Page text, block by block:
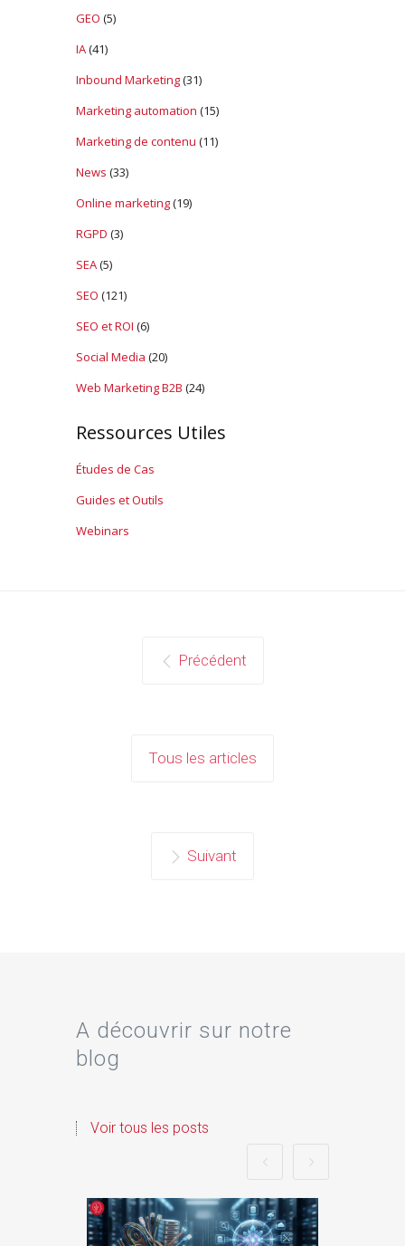
GEO (5)
IA(41)
Inbound Marketing(31)
Marketing automation (15)
Marketing de contenu (11)
News (33)
Online marketing(19)
RGPD (3)
SEA(5)
SEO (121)
SEO et ROI (6)
Social Media (20)
Web Marketing B2B (24)
Ressources Utiles
Études de Cas
Guides et Outils
Webinars
Précédent
Tous les articles
Suivant
A découvrir sur notre
blog
Voir tous les posts